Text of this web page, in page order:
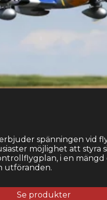
spänningen vid
möjlighet att styra
i en mängd
utföranden.
Se produkter